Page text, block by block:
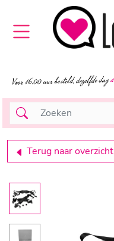
Terug naar overzicht